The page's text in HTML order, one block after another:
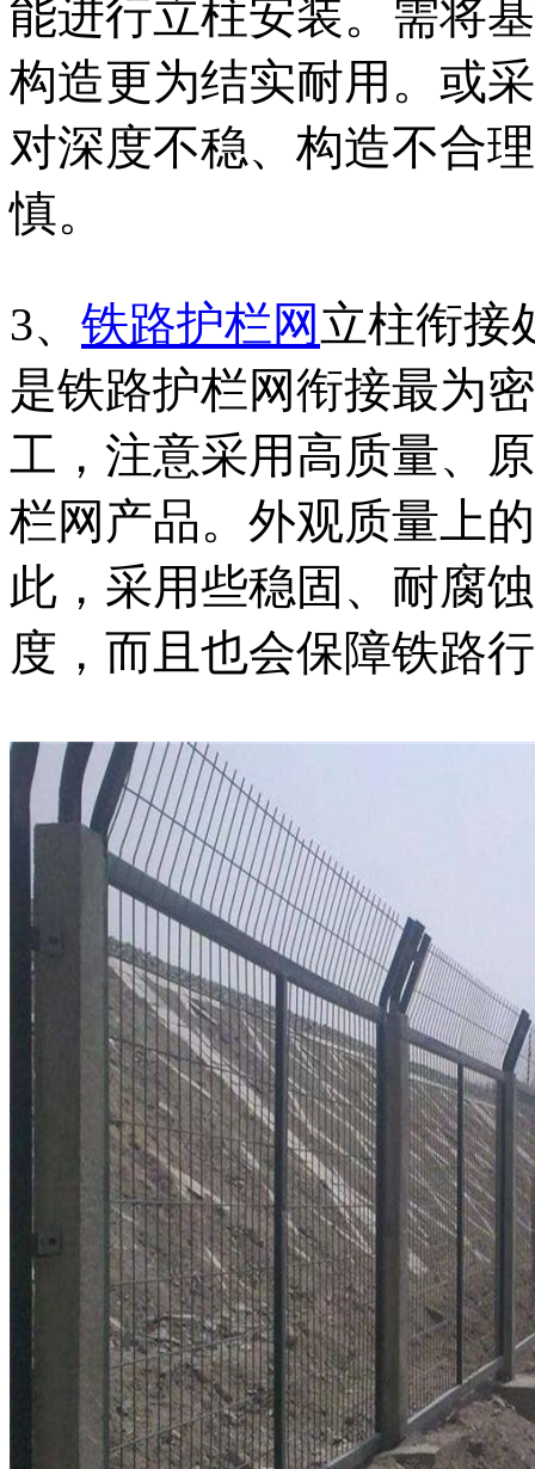
能进行立柱安装。需将
构造更为结实耐用。或
对深度不稳、构造不合
慎。
3、 铁路护栏网立柱衔接
是铁路护栏网衔接最为
工，注意采用高质量、
栏网产品。外观质量上
此，采用些稳固、耐腐
度，而且也会保障铁路